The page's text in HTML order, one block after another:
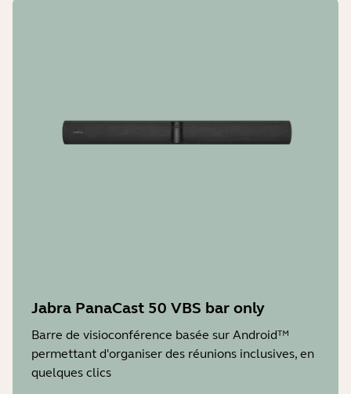
Jabra PanaCast 50 VBS bar only
Barre de visioconférence basée sur Android™
permettant d'organiser des réunions inclusives, en
quelques clics